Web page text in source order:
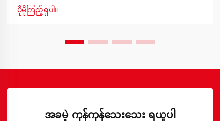
တီထွင်ခြင်းမှသည် အကောင်းဆုံးသင်ယူမှုပတ်ဝန်းကျင်ကို ဖန်တီး
ခြင်းအထိ ဖြစ်ပါသည်။
ပိုမိုကြည့်ရှုပါ။
အခမဲ့ ကုန်ကုန်သေးသေး ရယူပါ